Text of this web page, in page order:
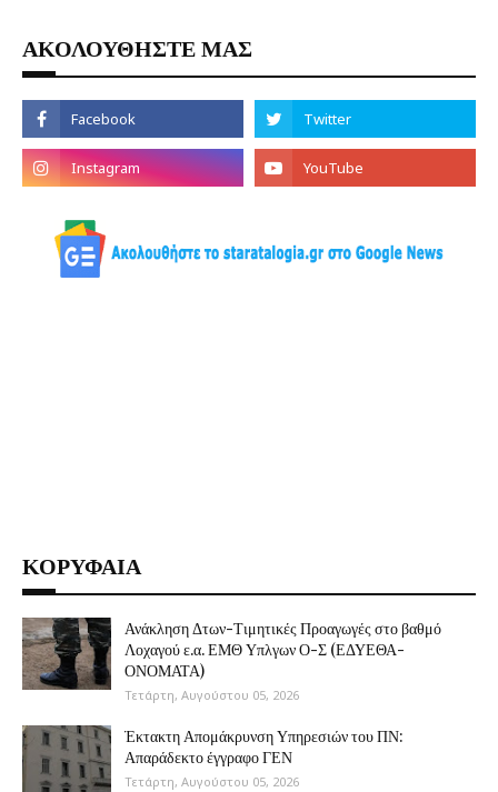
ΑΚΟΛΟΥΘΗΣΤΕ ΜΑΣ
ΚΟΡΥΦΑΙΑ
Ανάκληση Δτων-Τιμητικές Προαγωγές στο βαθμό
Λοχαγού ε.α. ΕΜΘ Υπλγων Ο-Σ (ΕΔΥΕΘΑ-
ΟΝΟΜΑΤΑ)
Τετάρτη, Αυγούστου 05, 2026
Έκτακτη Απομάκρυνση Υπηρεσιών του ΠΝ:
Απαράδεκτο έγγραφο ΓΕΝ
Τετάρτη, Αυγούστου 05, 2026